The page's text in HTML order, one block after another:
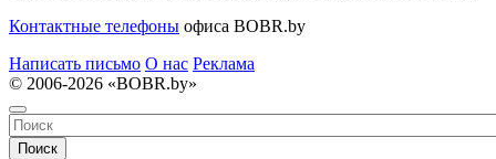
Контактные телефоны офиса BOBR.by
Написать письмо О нас Реклама
© 2006-2026 «BOBR.by»
Поиск